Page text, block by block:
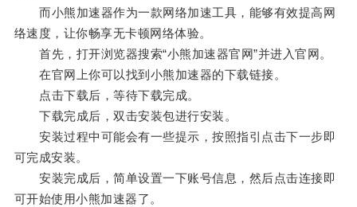
而小熊加速器作为一款网络加速工具，能够有效提高网
络速度，让你畅享无卡顿网络体验。
首先，打开浏览器搜索“小熊加速器官网”并进入官网。
在官网上你可以找到小熊加速器的下载链接。
点击下载后，等待下载完成。
下载完成后，双击安装包进行安装。
安装过程中可能会有一些提示，按照指引点击下一步即
可完成安装。
安装完成后，简单设置一下账号信息，然后点击连接即
可开始使用小熊加速器了。